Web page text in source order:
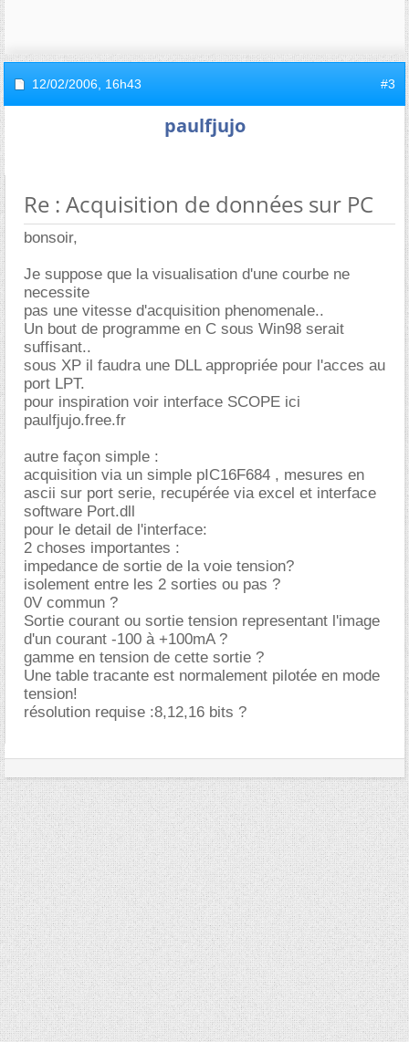
12/02/2006, 16h43 #3
paulfjujo
Re : Acquisition de données sur PC
bonsoir,
Je suppose que la visualisation d'une courbe ne
necessite
pas une vitesse d'acquisition phenomenale..
Un bout de programme en C sous Win98 serait
suffisant..
sous XP il faudra une DLL appropriée pour l'acces au
port LPT.
pour inspiration voir interface SCOPE ici
paulfjujo.free.fr
autre façon simple :
acquisition via un simple pIC16F684 , mesures en
ascii sur port serie, recupérée via excel et interface
software Port.dll
pour le detail de l'interface:
2 choses importantes :
impedance de sortie de la voie tension?
isolement entre les 2 sorties ou pas ?
0V commun ?
Sortie courant ou sortie tension representant l'image
d'un courant -100 à +100mA ?
gamme en tension de cette sortie ?
Une table tracante est normalement pilotée en mode
tension!
résolution requise :8,12,16 bits ?